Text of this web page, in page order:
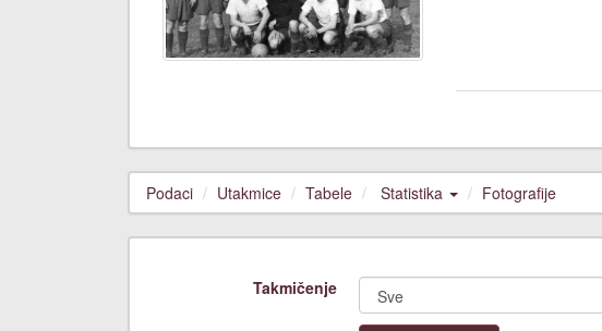
Podaci Utakmice Tabele Statistika Fotografije
Takmičenje